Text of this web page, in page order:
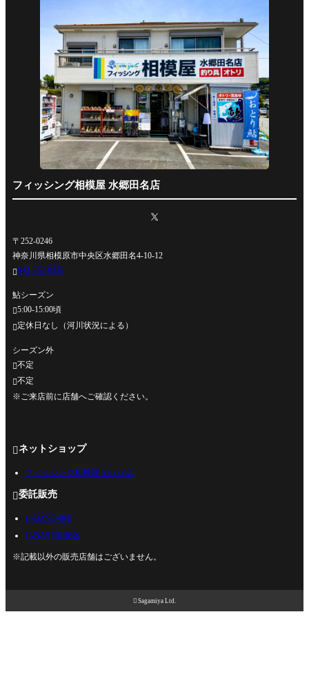
フィッシング相模屋 水郷田名店
〒252-0246
神奈川県相模原市中央区水郷田名4-10-12
042-762-0330
鮎シーズン
5:00-15:00頃
定休日なし（河川状況による）
シーズン外
不定
不定
※ご来店前に店舗へご確認ください。
ネットショップ
フィッシング相模屋 Yahoo!店
委託販売
U-BASE相模
U-BASE海老名
※記載以外の販売店舗はございません。
 Sagamiya Ltd.